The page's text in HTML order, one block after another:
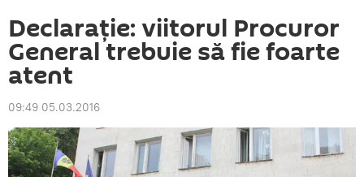
Declaraţie: viitorul Procuror
General trebuie să fie foarte
atent
09:49 05.03.2016